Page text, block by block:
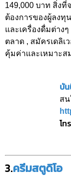
149,000 บาท สิ่ง
ต้องการของผู้ลงทุ
และเครื่องดื่มต่าง
ตลาด , สมัครเดลิเ
คุ้มค่าและเหมาะ
บั
ส
โ
3.ครีมสตูดิโอ